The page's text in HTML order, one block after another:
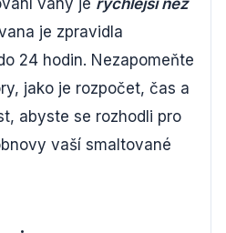
vany je rychlejší než
je zpravidla
24 hodin. Nezapomeňte
jako je rozpočet, čas a
abyste se rozhodli pro
vaší smaltované